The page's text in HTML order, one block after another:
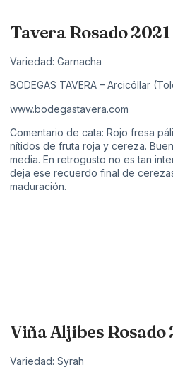
Tavera Rosado 2021
Variedad: Garnacha
BODEGAS TAVERA – Arcicóllar
www.bodegastavera.com
Comentario de cata: Rojo fresa
nítidos de fruta roja y cereza.
media. En retrogusto no es tan
deja ese recuerdo final de
maduración.
Viña Aljibes Rosado
Variedad: Syrah